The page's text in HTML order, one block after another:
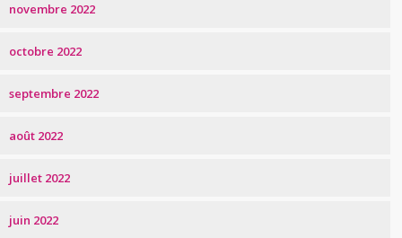
novembre 2022
octobre 2022
septembre 2022
août 2022
juillet 2022
juin 2022